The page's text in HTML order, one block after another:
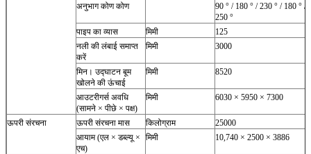
अनुभाग कोण कोण
90 ° / 180 ° / 230 ° / 180 ° /
250 °
पाइप का व्यास
मिमी
125
नली की लंबाई समाप्त
करें
मिमी 3000
मिन। उद्घाटन बूम
खोलने की ऊंचाई
मिमी 8520
आउटरीगर्स अवधि
(सामने × पीछे × पक्ष)
मिमी 6030 × 5950 × 7300
ऊपरी संरचना ऊपरी संरचना मास किलोग्राम
25000
आयाम (एल × डब्ल्यू ×
एच)
मिमी 10,740 × 2500 × 3886